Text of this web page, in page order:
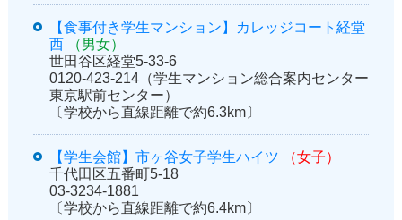
【食事付き学生マンション】カレッジコート経堂
西
（男女）
世田谷区経堂5-33-6
0120-423-214（学生マンション総合案内センター
東京駅前センター）
〔学校から直線距離で約6.3km〕
【学生会館】市ヶ谷女子学生ハイツ
（女子）
千代田区五番町5-18
03-3234-1881
〔学校から直線距離で約6.4km〕